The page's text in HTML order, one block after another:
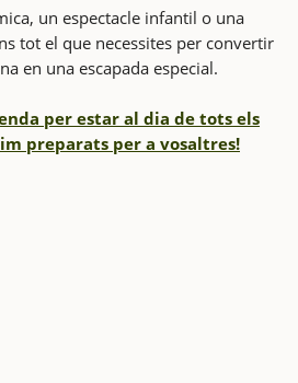
un espectacle infantil o una
tot el que necessites per convertir
en una escapada especial.
per estar al dia de tots els
preparats per a vosaltres!